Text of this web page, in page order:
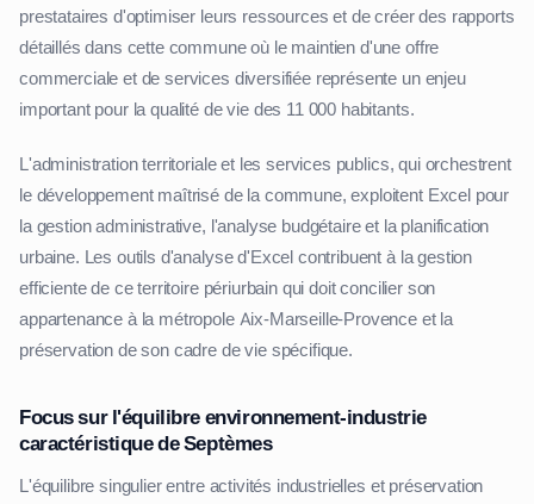
prestataires d'optimiser leurs ressources et de créer des rapports
détaillés dans cette commune où le maintien d'une offre
commerciale et de services diversifiée représente un enjeu
important pour la qualité de vie des 11 000 habitants.
L'administration territoriale et les services publics, qui orchestrent
le développement maîtrisé de la commune, exploitent Excel pour
la gestion administrative, l'analyse budgétaire et la planification
urbaine. Les outils d'analyse d'Excel contribuent à la gestion
efficiente de ce territoire périurbain qui doit concilier son
appartenance à la métropole Aix-Marseille-Provence et la
préservation de son cadre de vie spécifique.
Focus sur l'équilibre environnement-industrie
caractéristique de Septèmes
L'équilibre singulier entre activités industrielles et préservation